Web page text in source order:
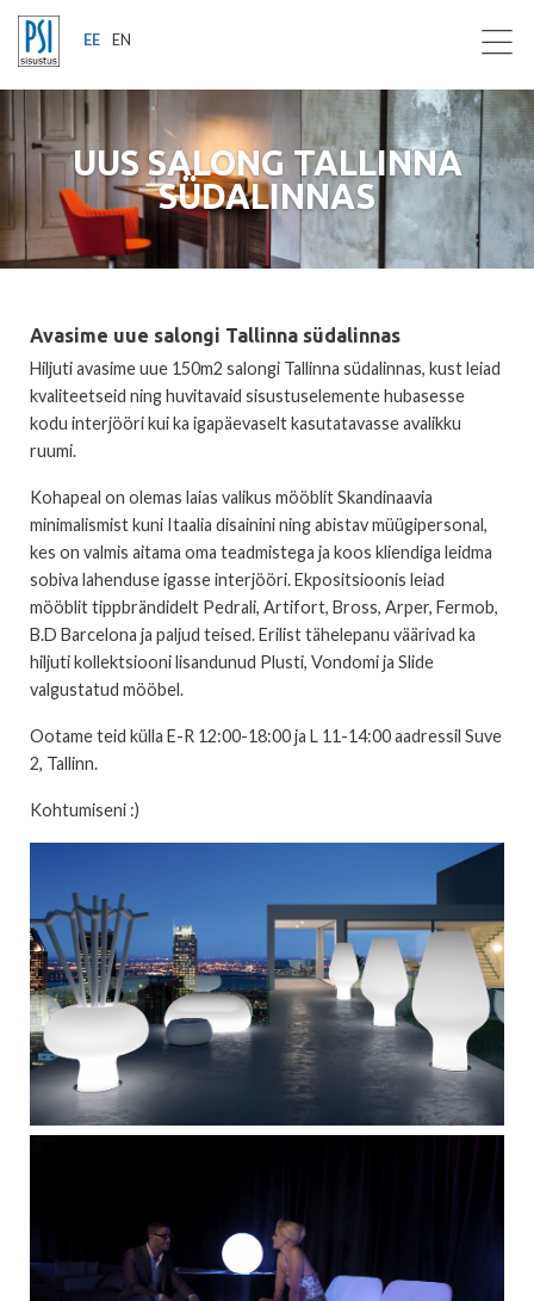
EE EN
UUS SALONG TALLINNA
SÜDALINNAS
Avasime uue salongi Tallinna südalinnas
Hiljuti avasime uue 150m2 salongi Tallinna südalinnas, kust leiad
kvaliteetseid ning huvitavaid sisustuselemente hubasesse
kodu interjööri kui ka igapäevaselt kasutatavasse avalikku
ruumi.
Kohapeal on olemas laias valikus mööblit Skandinaavia
minimalismist kuni Itaalia disainini ning abistav müügipersonal,
kes on valmis aitama oma teadmistega ja koos kliendiga leidma
sobiva lahenduse igasse interjööri. Ekpositsioonis leiad
mööblit tippbrändidelt Pedrali, Artifort, Bross, Arper, Fermob,
B.D Barcelona ja paljud teised. Erilist tähelepanu väärivad ka
hiljuti kollektsiooni lisandunud Plusti, Vondomi ja Slide
valgustatud mööbel.
Ootame teid külla E-R 12:00-18:00 ja L 11-14:00 aadressil Suve
2, Tallinn.
Kohtumiseni :)